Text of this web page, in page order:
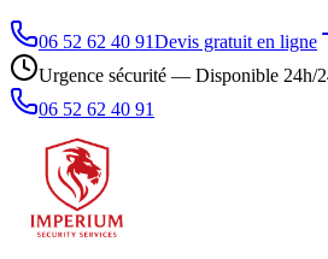
06 52 62 40 91Devis gratuit en ligne
Urgence sécurité — Disponible 24h/
06 52 62 40 91